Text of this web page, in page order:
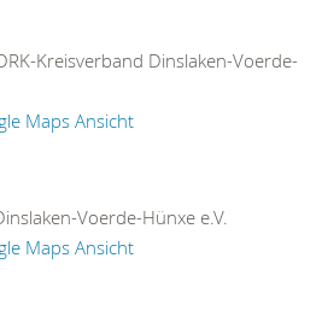
Kreisverband Dinslaken-Voerde-
Maps Ansicht
Voerde-Hünxe e.V.
Maps Ansicht